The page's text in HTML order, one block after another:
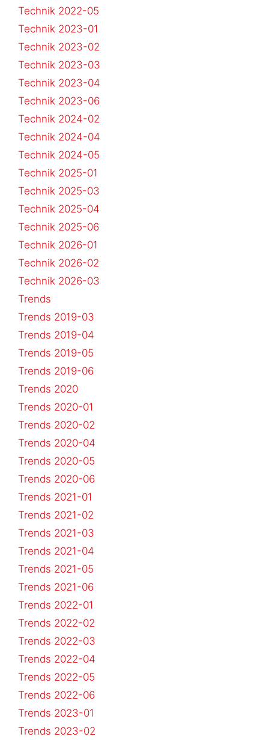
Technik 2022-05
Technik 2023-01
Technik 2023-02
Technik 2023-03
Technik 2023-04
Technik 2023-06
Technik 2024-02
Technik 2024-04
Technik 2024-05
Technik 2025-01
Technik 2025-03
Technik 2025-04
Technik 2025-06
Technik 2026-01
Technik 2026-02
Technik 2026-03
Trends
Trends 2019-03
Trends 2019-04
Trends 2019-05
Trends 2019-06
Trends 2020
Trends 2020-01
Trends 2020-02
Trends 2020-04
Trends 2020-05
Trends 2020-06
Trends 2021-01
Trends 2021-02
Trends 2021-03
Trends 2021-04
Trends 2021-05
Trends 2021-06
Trends 2022-01
Trends 2022-02
Trends 2022-03
Trends 2022-04
Trends 2022-05
Trends 2022-06
Trends 2023-01
Trends 2023-02